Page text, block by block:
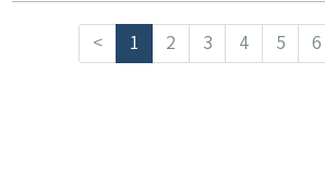
< 1 2 3 4 5 6